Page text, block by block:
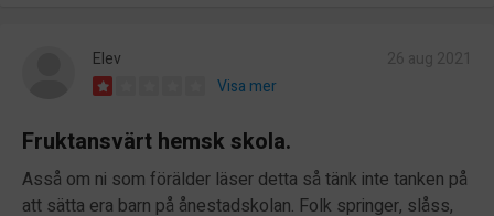
Elev
Visa mer
Fruktansvärt hemsk skola.
Asså om ni som förälder läser detta så tänk inte tanken på
att sätta era barn på ånestadskolan. Folk springer, slåss,